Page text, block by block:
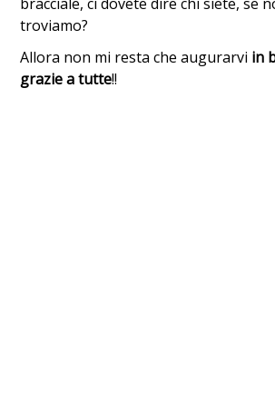
troviamo?
Allora non mi resta che augurarvi in
grazie a tutte!!